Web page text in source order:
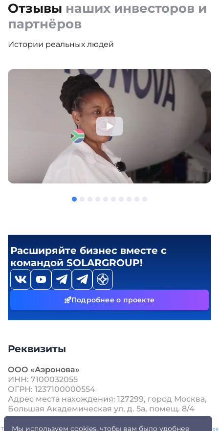
Мы используем cookies, чтобы вам было удобнее
Отзывы наших инвесторов и
партнёров
Истории реальных людей
Расширяйте бизнес вместе с
командой SOLARGROUP!
Подробнее о проекте
Реквизиты
ООО «Аэронова»
ИНН: 7100032055
ОГРН: 1237100000554
Адрес места нахождения: 127299, город Москва,
Большая Академическая ул, д. 5а, помещ. 8/4
This site is protected by reCAPTCHA and the GooglePrivacy PolicyandTerms of Service